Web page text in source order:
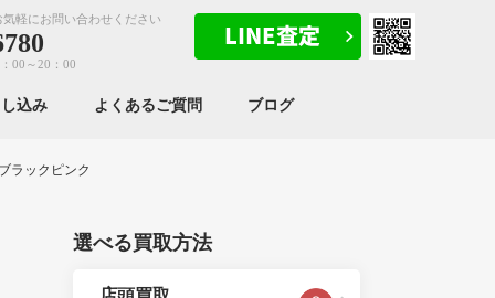
軽にお問い合わせください
00～20：00
込み よくあるご質問 ブログ
ックピンク
選べる買取方法